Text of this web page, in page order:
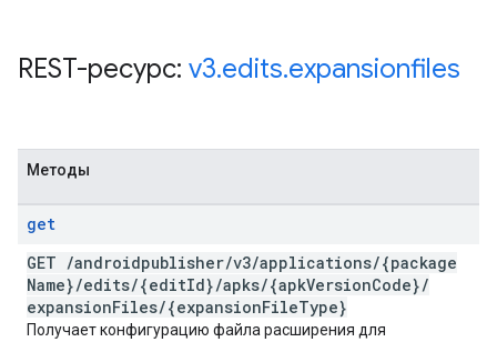
REST-ресурс: v3.edits.expansionfiles
Методы
get
GET /androidpublisher/v3/applications/{package
Name}/edits/{editId}/apks/{apkVersionCode}/
expansionFiles/{expansionFileType}
Получает конфигурацию файла расширения для